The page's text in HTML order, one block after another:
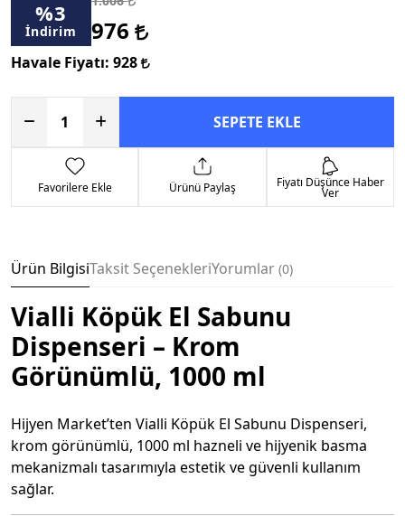
%3
İndirim 976
Havale Fiyatı: 928
SEPETE EKLE
Favorilere Ekle Ürünü Paylaş Fiyatı Düşünce Haber
Ver
Ürün BilgisiTaksit SeçenekleriYorumlar 0
Vialli Köpük El Sabunu
Dispenseri – Krom
Görünümlü, 1000 ml
Hijyen Market’ten Vialli Köpük El Sabunu Dispenseri,
krom görünümlü, 1000 ml hazneli ve hijyenik basma
mekanizmalı tasarımıyla estetik ve güvenli kullanım
sağlar.